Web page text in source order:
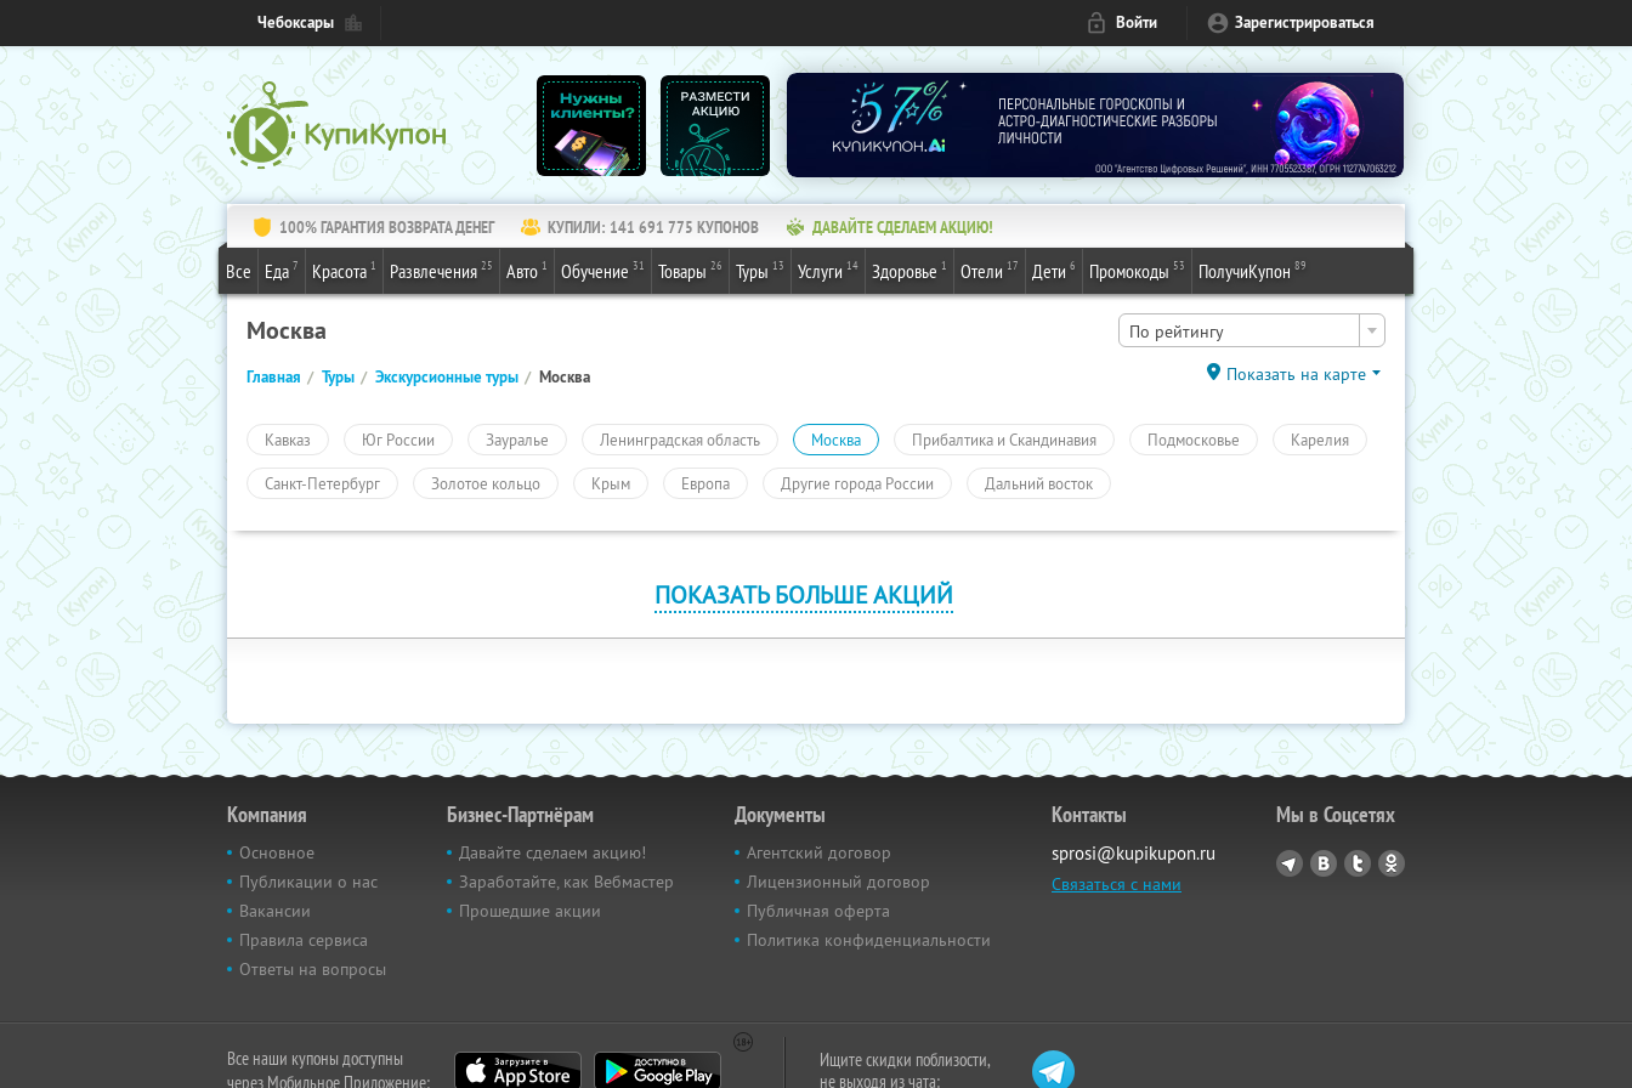
Чебоксары Войти Зарегистрироваться
100% ГАРАНТИЯ ВОЗВРАТА ДЕНЕГ КУПИЛИ: 141 691 775 КУПОНОВ ДАВАЙТЕ СДЕЛАЕМ АКЦИЮ!
Все Еда 7 Красота 1 Развлечения 25 Авто 1 Обучение 31 Товары 26 Туры 13 Услуги 14 Здоровье 1 Отели 17 Дети 6 Промокоды 53 ПолучиКупон 89
Москва По рейтингу
Главная Туры Экскурсионные туры Москва Показать на карте
Кавказ Юг России Зауралье Ленинградская область Москва Прибалтика и Скандинавия Подмосковье Карелия
Санкт-Петербург Золотое кольцо Крым Европа Другие города России Дальний восток
ПОКАЗАТЬ БОЛЬШЕ АКЦИЙ
Компания
Основное
Публикации о нас
Вакансии
Правила сервиса
Ответы на вопросы
Бизнес-Партнёрам
Давайте сделаем акцию!
Заработайте, как Вебмастер
Прошедшие акции
Документы
Агентский договор
Лицензионный договор
Публичная оферта
Политика конфиденциальности
Контакты
sprosi@kupikupon.ru
Связаться с нами
Мы в Соцсетях
Все наши купоны доступны
через Мобильное Приложение:
Ищите скидки поблизости,
не выходя из чата: